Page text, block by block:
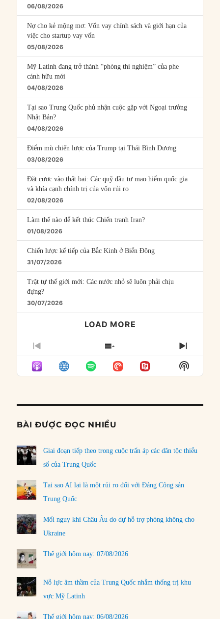
06/08/2026
Nợ cho kẻ mộng mơ: Vốn vay chính sách và giới hạn của
việc cho startup vay vốn
05/08/2026
Mỹ Latinh đang trở thành “phòng thí nghiệm” của phe
cánh hữu mới
04/08/2026
Tại sao Trung Quốc phủ nhận cuộc gặp với Ngoại trưởng
Nhật Bản?
04/08/2026
Điểm mù chiến lược của Trump tại Thái Bình Dương
03/08/2026
Đặt cược vào thất bại: Các quỹ đầu tư mạo hiểm quốc gia
và khía cạnh chính trị của vốn rủi ro
02/08/2026
Làm thế nào để kết thúc Chiến tranh Iran?
01/08/2026
Chiến lược kế tiếp của Bắc Kinh ở Biển Đông
31/07/2026
Trật tự thế giới mới: Các nước nhỏ sẽ luôn phải chịu
đựng?
30/07/2026
LOAD MORE
PREVIOUS
EPISODE
SHOW
EPISODES
LIST
NEXT
Show
Podcast
BÀI ĐƯỢC ĐỌC NHIỀU
Giai đoạn tiếp theo trong cuộc trấn áp các dân tộc thiểu
số của Trung Quốc
Tại sao AI lại là một rủi ro đối với Đảng Cộng sản
Trung Quốc
Mối nguy khi Châu Âu do dự hỗ trợ phòng không cho
Ukraine
Thế giới hôm nay: 07/08/2026
Nỗ lực âm thầm của Trung Quốc nhằm thống trị khu
vực Mỹ Latinh
Thế giới hôm nay: 06/08/2026